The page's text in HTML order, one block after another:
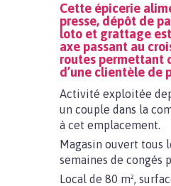
Cette épicerie
presse, dépôt de
loto et grattage
axe passant au
routes permettant
d’une clientèle de
Activité exploitée
un couple dans la
à cet emplacement.
Magasin ouvert tous
semaines de congés
Local de 80 m²,